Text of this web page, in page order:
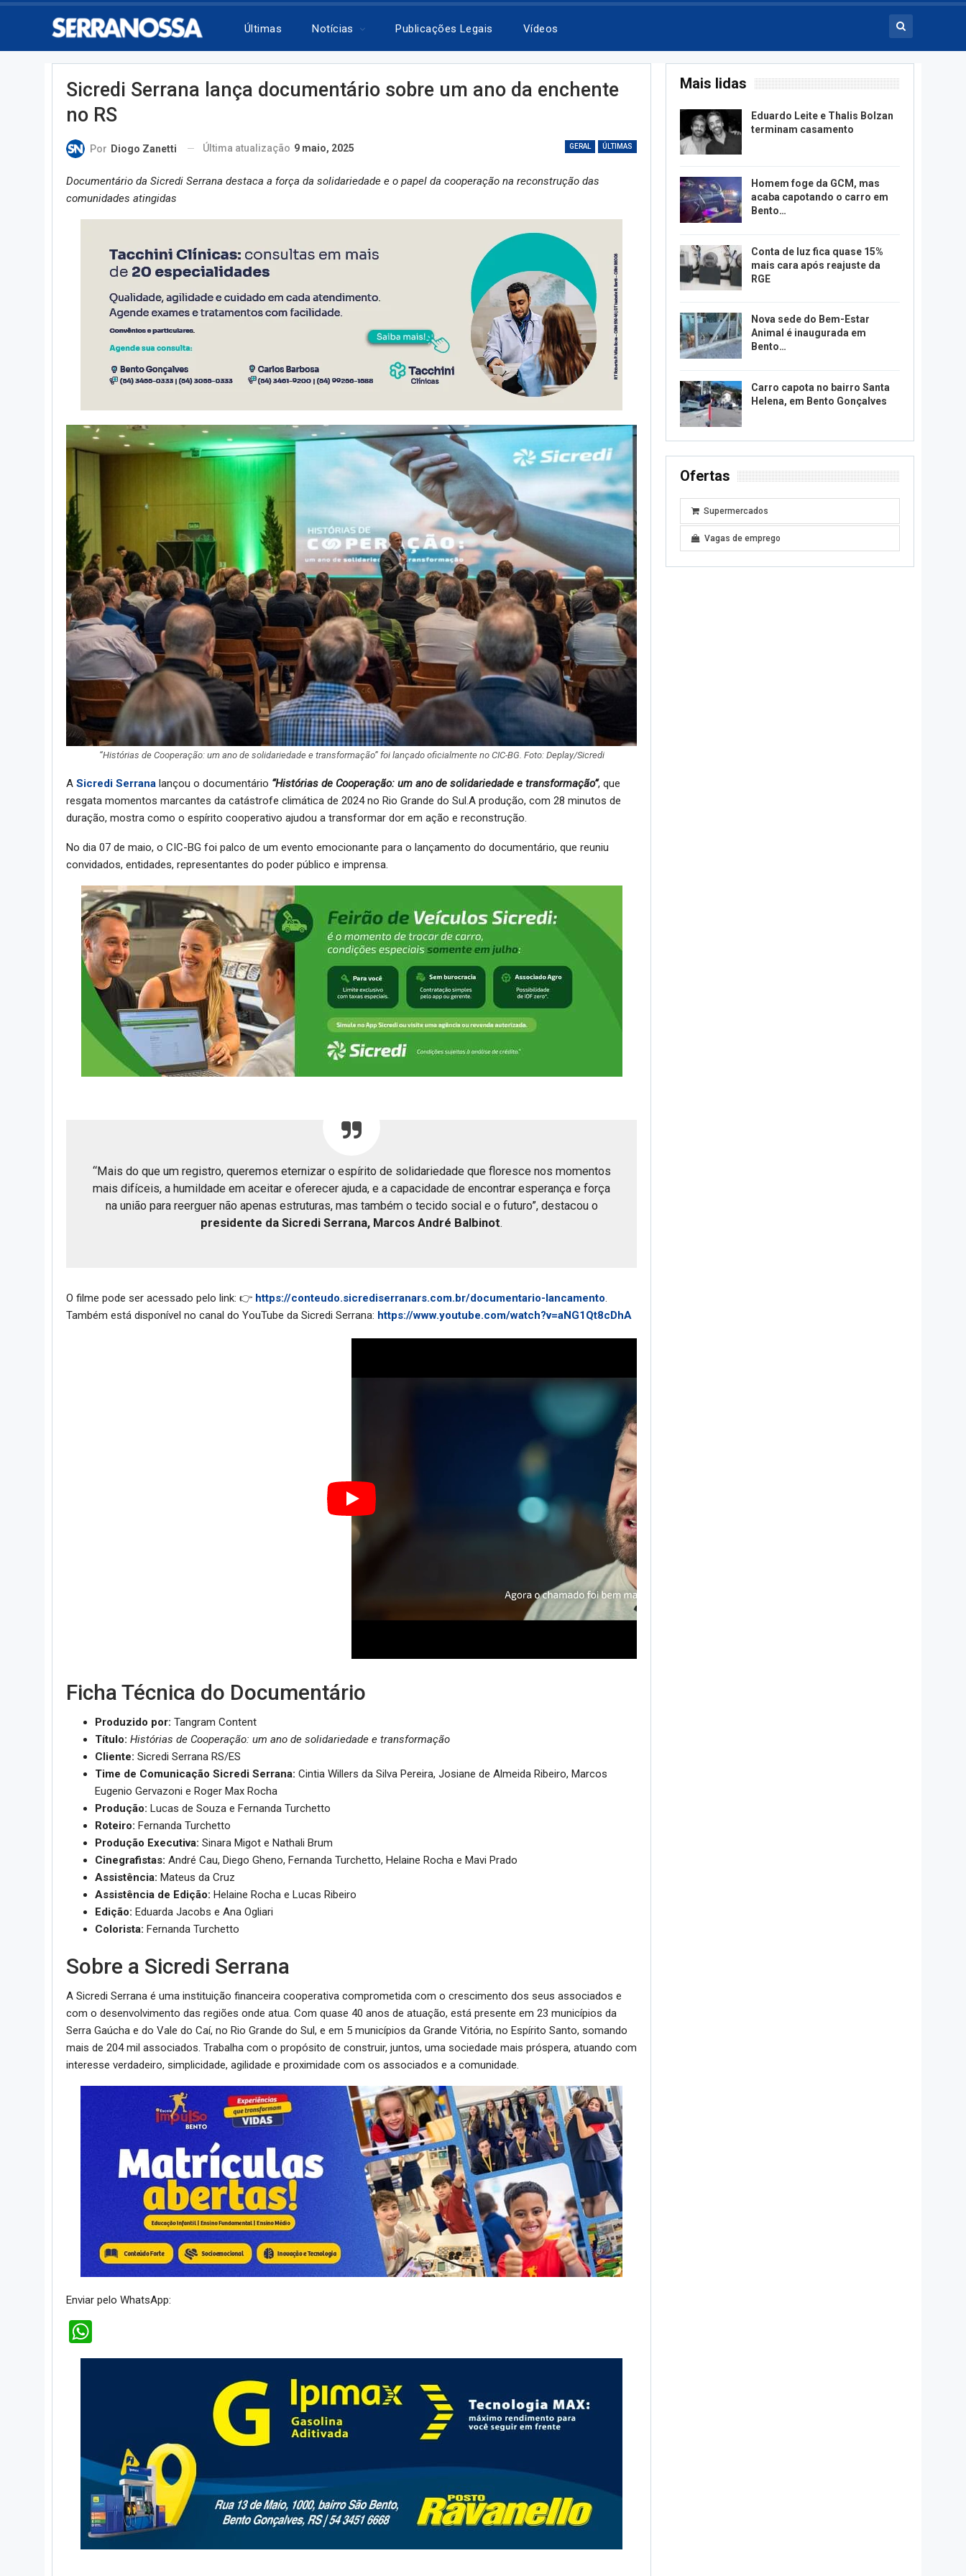
Últimas Notícias Publicações Legais Vídeos
Sicredi Serrana lança documentário sobre um ano da enchente
no RS
GERAL ÚLTIMAS
Por Diogo Zanetti Última atualização 9 maio, 2025
Documentário da Sicredi Serrana destaca a força da solidariedade e o papel da cooperação na reconstrução das
comunidades atingidas
“Histórias de Cooperação: um ano de solidariedade e transformação” foi lançado oficialmente no CIC-BG. Foto: Deplay/Sicredi
A Sicredi Serrana lançou o documentário “Histórias de Cooperação: um ano de solidariedade e transformação”, que
resgata momentos marcantes da catástrofe climática de 2024 no Rio Grande do Sul.A produção, com 28 minutos de
duração, mostra como o espírito cooperativo ajudou a transformar dor em ação e reconstrução.
No dia 07 de maio, o CIC-BG foi palco de um evento emocionante para o lançamento do documentário, que reuniu
convidados, entidades, representantes do poder público e imprensa.
“Mais do que um registro, queremos eternizar o espírito de solidariedade que floresce nos momentos
mais difíceis, a humildade em aceitar e oferecer ajuda, e a capacidade de encontrar esperança e força
na união para reerguer não apenas estruturas, mas também o tecido social e o futuro”, destacou o
presidente da Sicredi Serrana, Marcos André Balbinot.
O filme pode ser acessado pelo link: 👉 https://conteudo.sicrediserranars.com.br/documentario-lancamento.
Também está disponível no canal do YouTube da Sicredi Serrana: https://www.youtube.com/watch?v=aNG1Qt8cDhA
Ficha Técnica do Documentário
Produzido por: Tangram Content
Título: Histórias de Cooperação: um ano de solidariedade e transformação
Cliente: Sicredi Serrana RS/ES
Time de Comunicação Sicredi Serrana: Cintia Willers da Silva Pereira, Josiane de Almeida Ribeiro, Marcos
Eugenio Gervazoni e Roger Max Rocha
Produção: Lucas de Souza e Fernanda Turchetto
Roteiro: Fernanda Turchetto
Produção Executiva: Sinara Migot e Nathali Brum
Cinegrafistas: André Cau, Diego Gheno, Fernanda Turchetto, Helaine Rocha e Mavi Prado
Assistência: Mateus da Cruz
Assistência de Edição: Helaine Rocha e Lucas Ribeiro
Edição: Eduarda Jacobs e Ana Ogliari
Colorista: Fernanda Turchetto
Sobre a Sicredi Serrana
A Sicredi Serrana é uma instituição financeira cooperativa comprometida com o crescimento dos seus associados e
com o desenvolvimento das regiões onde atua. Com quase 40 anos de atuação, está presente em 23 municípios da
Serra Gaúcha e do Vale do Caí, no Rio Grande do Sul, e em 5 municípios da Grande Vitória, no Espírito Santo, somando
mais de 204 mil associados. Trabalha com o propósito de construir, juntos, uma sociedade mais próspera, atuando com
interesse verdadeiro, simplicidade, agilidade e proximidade com os associados e a comunidade.
Enviar pelo WhatsApp:
Mais lidas
Eduardo Leite e Thalis Bolzan
terminam casamento
Homem foge da GCM, mas
acaba capotando o carro em
Bento…
Conta de luz fica quase 15%
mais cara após reajuste da
RGE
Nova sede do Bem-Estar
Animal é inaugurada em
Bento…
Carro capota no bairro Santa
Helena, em Bento Gonçalves
Ofertas
Supermercados
Vagas de emprego